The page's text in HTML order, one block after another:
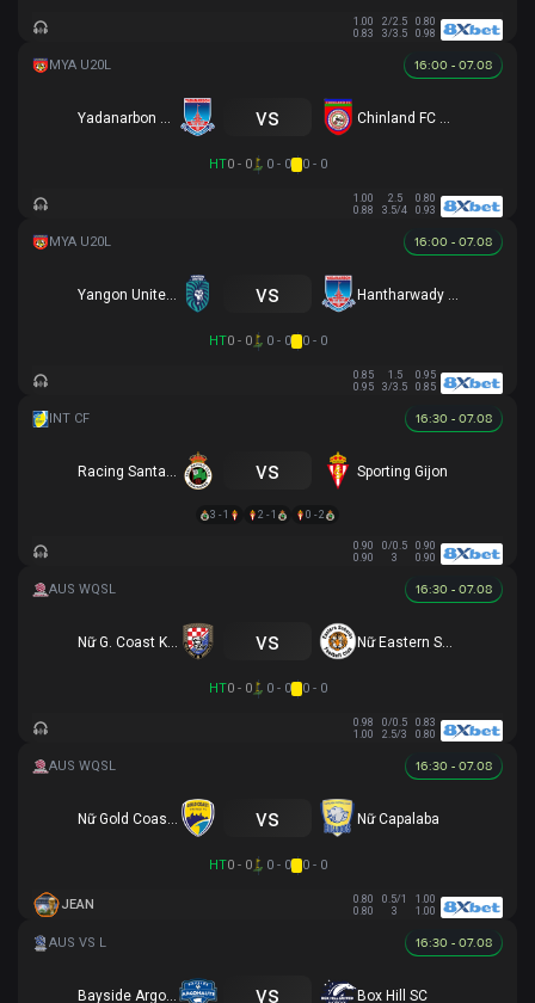
1.00 2/2.5
0.80
0.83
3/3.5 0.98
16:00 - 07.08
vs
HT0 - 0 0 - 0 0 - 0
1.00 2.5
0.80
0.88
3.5/4 0.93
16:00 - 07.08
Yangon United FC U20 vs
HT0 - 0 0 - 0 0 - 0
0.85 1.5
0.95
0.95
3/3.5 0.85
16:30 - 07.08
vs Sporting Gijon
3 - 1 2 - 1 0 - 2
0.90 0/0.5
0.90
0.90
3 0.90
16:30 - 07.08
Nữ G. Coast Knights vs Nữ Eastern Suburbs
HT0 - 0 0 - 0 0 - 0
0.98 0/0.5
0.83
1.00
2.5/3 0.80
16:30 - 07.08
vs Nữ Capalaba
HT0 - 0 0 - 0 0 - 0
JEAN 0.80 0.5/1
1.00
0.80
3 1.00
16:30 - 07.08
Bayside Argonauts FC vs Box Hill SC